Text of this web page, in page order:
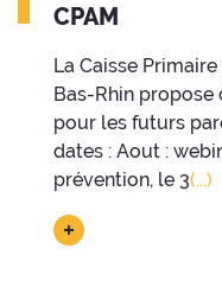
CPAM
La Caisse
Bas-Rhin propose
pour les futurs
dates : Aout :
prévention, le 3(...)